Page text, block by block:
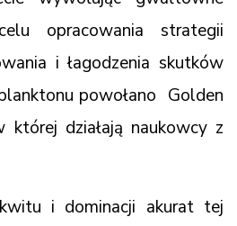
opracowania strategii
i łagodzenia skutków
powołano Golden
działają naukowcy z
i dominacji akurat tej